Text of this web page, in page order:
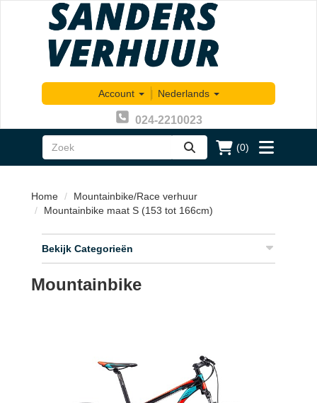
Account | Nederlands
024-2210023
zoeken
(0)
Toggle
menu
Home
Mountainbike/Race verhuur
Mountainbike maat S (153 tot 166cm)
Bekijk Categorieën
Mountainbike